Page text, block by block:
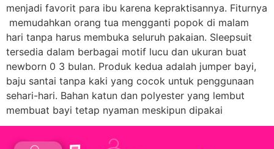
menjadi favorit para ibu karena kepraktisannya. Fiturnya
memudahkan orang tua mengganti popok di malam
hari tanpa harus membuka seluruh pakaian. Sleepsuit
tersedia dalam berbagai motif lucu dan ukuran buat
newborn 0 3 bulan. Produk kedua adalah jumper bayi,
baju santai tanpa kaki yang cocok untuk penggunaan
sehari-hari. Bahan katun dan polyester yang lembut
membuat bayi tetap nyaman meskipun dipakai